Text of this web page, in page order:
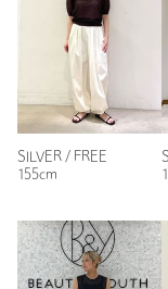
購入カラー：GOLD
とても可愛いです
です。夏は汗でネ
し安心です。
性別：女性
年代： 20代前半
身長：
参考になった
SILVER / FREE
155cm